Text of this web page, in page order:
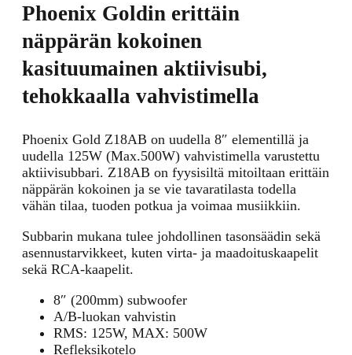
Phoenix Goldin erittäin
näppärän kokoinen
kasituumainen aktiivisubi,
tehokkaalla vahvistimella
Phoenix Gold Z18AB on uudella 8″ elementillä ja
uudella 125W (Max.500W) vahvistimella varustettu
aktiivisubbari. Z18AB on fyysisiltä mitoiltaan erittäin
näppärän kokoinen ja se vie tavaratilasta todella
vähän tilaa, tuoden potkua ja voimaa musiikkiin.
Subbarin mukana tulee johdollinen tasonsäädin sekä
asennustarvikkeet, kuten virta- ja maadoituskaapelit
sekä RCA-kaapelit.
8″ (200mm) subwoofer
A/B-luokan vahvistin
RMS: 125W, MAX: 500W
Refleksikotelo